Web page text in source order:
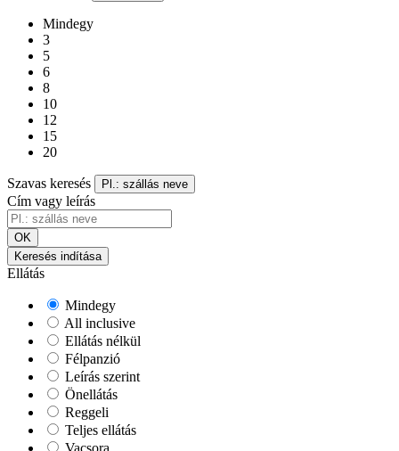
Mindegy
3
5
6
8
10
12
15
20
Szavas keresés Pl.: szállás neve
Cím vagy leírás
OK
Keresés indítása
Ellátás
Mindegy
All inclusive
Ellátás nélkül
Félpanzió
Leírás szerint
Önellátás
Reggeli
Teljes ellátás
Vacsora